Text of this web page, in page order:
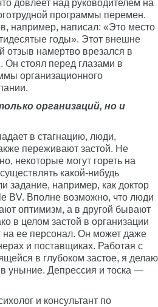
довлеет над руководителем на
программы перемен.
например, написал: «Это место
годы». Этот внешне
отзыв намертво врезался в
Он стоял перед глазами в
организационного
организаций, но и
в стагнацию, люди,
переживают застой. Не
некоторые могут гореть на
какой-нибудь
задание, например, как доктор
BV. Вполне возможно, что люди
оптимизм, а в другой бывают
в целом застой в организации
на ее персонал. Он может даже
и поставщиках. Работая с
в глубоком застое, я делаю
уныние. Депрессия и тоска —
и консультант по